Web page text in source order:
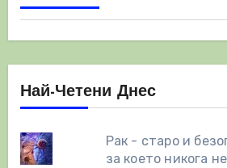
Най-Четени Днес
Рак - старо и
за което никога